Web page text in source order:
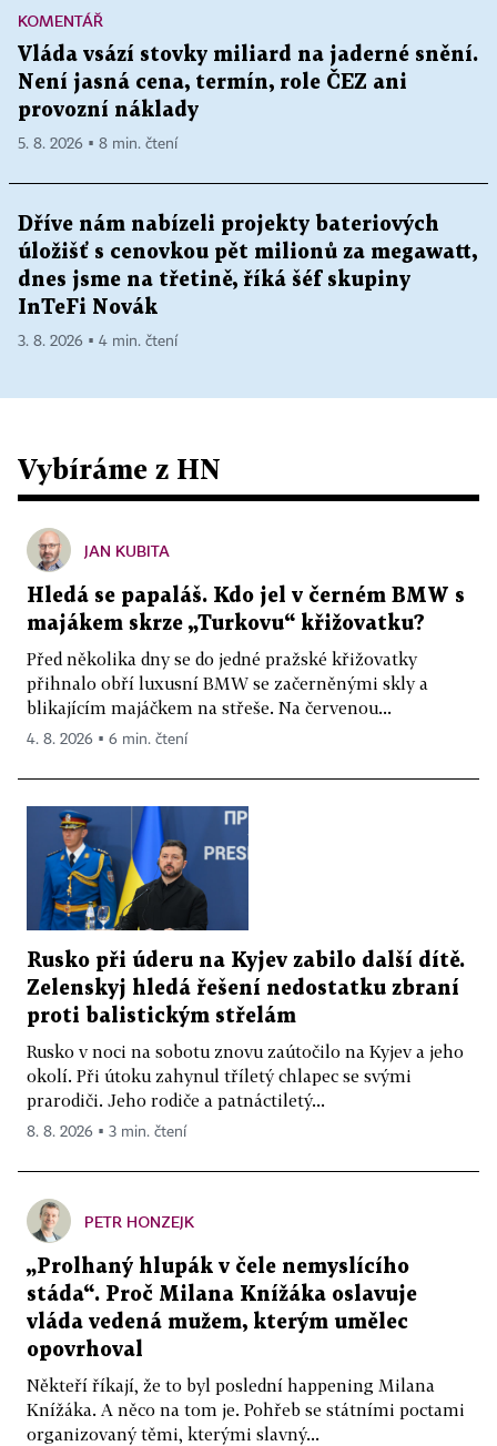
KOMENTÁŘ
Vláda vsází stovky miliard na jaderné snění.
Není jasná cena, termín, role ČEZ ani
provozní náklady
5. 8. 2026 ▪ 8 min. čtení
Dříve nám nabízeli projekty bateriových
úložišť s cenovkou pět milionů za megawatt,
dnes jsme na třetině, říká šéf skupiny
InTeFi Novák
3. 8. 2026 ▪ 4 min. čtení
Vybíráme z HN
JAN KUBITA
Hledá se papaláš. Kdo jel v černém BMW s
majákem skrze „Turkovu“ křižovatku?
Před několika dny se do jedné pražské křižovatky
přihnalo obří luxusní BMW se začerněnými skly a
blikajícím majáčkem na střeše. Na červenou...
4. 8. 2026 ▪ 6 min. čtení
Rusko při úderu na Kyjev zabilo další dítě.
Zelenskyj hledá řešení nedostatku zbraní
proti balistickým střelám
Rusko v noci na sobotu znovu zaútočilo na Kyjev a jeho
okolí. Při útoku zahynul tříletý chlapec se svými
prarodiči. Jeho rodiče a patnáctiletý...
8. 8. 2026 ▪ 3 min. čtení
PETR HONZEJK
„Prolhaný hlupák v čele nemyslícího
stáda“. Proč Milana Knížáka oslavuje
vláda vedená mužem, kterým umělec
opovrhoval
Někteří říkají, že to byl poslední happening Milana
Knížáka. A něco na tom je. Pohřeb se státními poctami
organizovaný těmi, kterými slavný...